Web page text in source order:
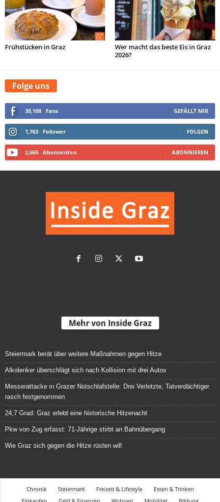
Frühstücken in Graz
Wer macht das beste Eis in Graz
2026?
Folge uns
30,108 Fans GEFÄLLT MIR
1,763 Follower FOLGEN
2,665 Abonnenten ABONNIEREN
Mehr von Inside Graz
Steiermark berät über weitere Maßnahmen gegen Hitze
Alkolenker überschlägt sich nach Kollision mit drei Autos
Messerattacke in Grazer Notschlafstelle: Drei Verletzte, Tatverdächtiger
rasch festgenommen
24,7 Grad: Graz erlebt eine historische Hitzenacht
Pkw von Zug erfasst: 71-Jährige stirbt an Bahnübergang
Wie Graz sich gegen die Hitze rüsten will
Chronik Steiermark Freizeit & Lifestyle
Essen & Trinken